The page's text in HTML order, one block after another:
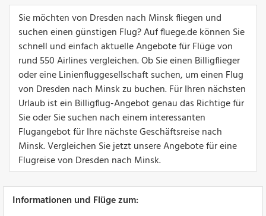
Sie möchten von Dresden nach Minsk fliegen und
suchen einen günstigen Flug? Auf fluege.de können Sie
schnell und einfach aktuelle Angebote für Flüge von
rund 550 Airlines vergleichen. Ob Sie einen Billigflieger
oder eine Linienfluggesellschaft suchen, um einen Flug
von Dresden nach Minsk zu buchen. Für Ihren nächsten
Urlaub ist ein Billigflug-Angebot genau das Richtige für
Sie oder Sie suchen nach einem interessanten
Flugangebot für Ihre nächste Geschäftsreise nach
Minsk. Vergleichen Sie jetzt unsere Angebote für eine
Flugreise von Dresden nach Minsk.
Informationen und Flüge zum: